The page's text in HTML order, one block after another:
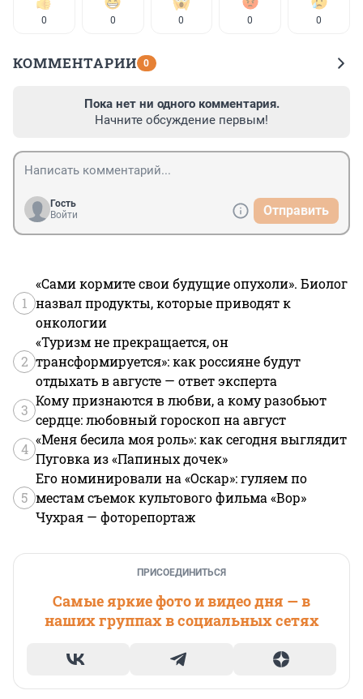
0 0 0 0 0
КОММЕНТАРИИ 0
Пока нет ни одного комментария.
Начните обсуждение первым!
Гость
Войти
Отправить
1
«Сами кормите свои будущие опухоли». Биолог
назвал продукты, которые приводят к
онкологии
2
«Туризм не прекращается, он
трансформируется»: как россияне будут
отдыхать в августе — ответ эксперта
3
Кому признаются в любви, а кому разобьют
сердце: любовный гороскоп на август
4
«Меня бесила моя роль»: как сегодня выглядит
Пуговка из «Папиных дочек»
5
Его номинировали на «Оскар»: гуляем по
местам съемок культового фильма «Вор»
Чухрая — фоторепортаж
ПРИСОЕДИНИТЬСЯ
Самые яркие фото и видео дня — в
наших группах в социальных сетях